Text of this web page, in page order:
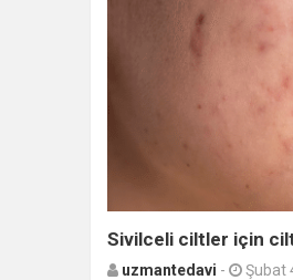
Sivilceli ciltler için cilt
uzmantedavi - Şubat